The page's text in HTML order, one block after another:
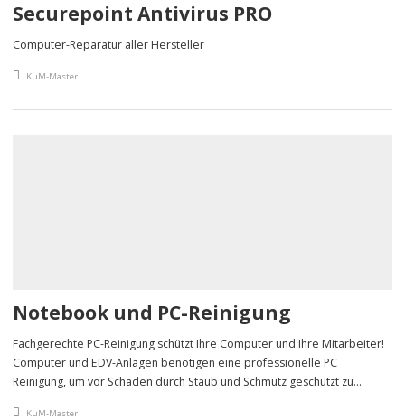
Securepoint Antivirus PRO
Computer-Reparatur aller Hersteller
An article by
KuM-Master
Notebook und PC-Reinigung
Fachgerechte PC-Reinigung schützt Ihre Computer und Ihre Mitarbeiter!
Computer und EDV-Anlagen benötigen eine professionelle PC
Reinigung, um vor Schäden durch Staub und Schmutz geschützt zu
An article by
KuM-Master